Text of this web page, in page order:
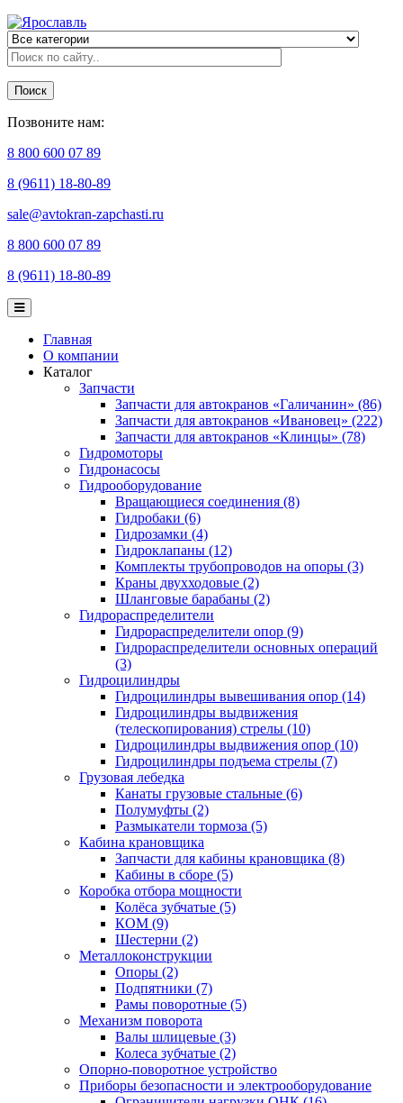
Поиск
Позвоните нам:
8 800 600 07 89
8 (9611) 18-80-89
sale@avtokran-zapchasti.ru
8 800 600 07 89
8 (9611) 18-80-89
Главная
О компании
Каталог
Запчасти
Запчасти для автокранов «Галичанин» (86)
Запчасти для автокранов «Ивановец» (222)
Запчасти для автокранов «Клинцы» (78)
Гидромоторы
Гидронасосы
Гидрооборудование
Вращающиеся соединения (8)
Гидробаки (6)
Гидрозамки (4)
Гидроклапаны (12)
Комплекты трубопроводов на опоры (3)
Краны двухходовые (2)
Шланговые барабаны (2)
Гидрораспределители
Гидрораспределители опор (9)
Гидрораспределители основных операций
(3)
Гидроцилиндры
Гидроцилиндры вывешивания опор (14)
Гидроцилиндры выдвижения
(телескопирования) стрелы (10)
Гидроцилиндры выдвижения опор (10)
Гидроцилиндры подъема стрелы (7)
Грузовая лебедка
Канаты грузовые стальные (6)
Полумуфты (2)
Размыкатели тормоза (5)
Кабина крановщика
Запчасти для кабины крановщика (8)
Кабины в сборе (5)
Коробка отбора мощности
Колёса зубчатые (5)
КОМ (9)
Шестерни (2)
Металлоконструкции
Опоры (2)
Подпятники (7)
Рамы поворотные (5)
Механизм поворота
Валы шлицевые (3)
Колеса зубчатые (2)
Опорно-поворотное устройство
Приборы безопасности и электрооборудование